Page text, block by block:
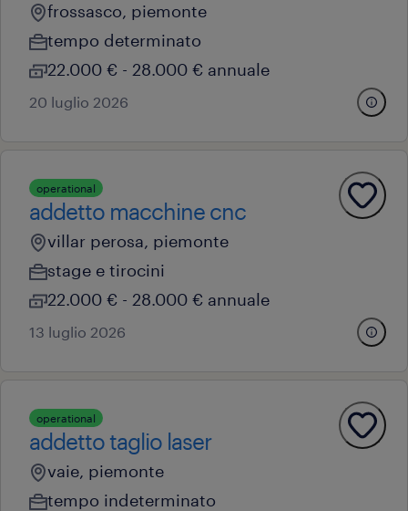
frossasco, piemonte
tempo determinato
22.000 € - 28.000 € annuale
20 luglio 2026
operational
addetto macchine cnc
villar perosa, piemonte
stage e tirocini
22.000 € - 28.000 € annuale
13 luglio 2026
operational
addetto taglio laser
vaie, piemonte
tempo indeterminato